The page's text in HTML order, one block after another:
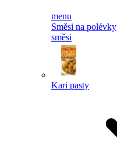
menu
Směsi na polévky
směsi
Kari pasty